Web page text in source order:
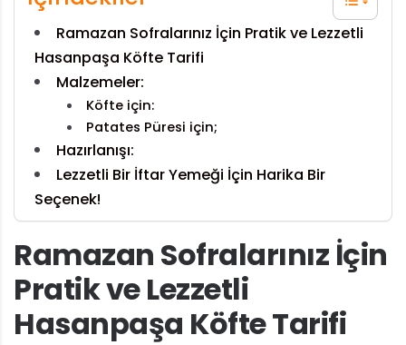
Ramazan Sofralarınız İçin Pratik ve Lezzetli
Hasanpaşa Köfte Tarifi
Malzemeler:
Köfte için:
Patates Püresi için;
Hazırlanışı:
Lezzetli Bir İftar Yemeği İçin Harika Bir
Seçenek!
Ramazan Sofralarınız İçin
Pratik ve Lezzetli
Hasanpaşa Köfte Tarifi